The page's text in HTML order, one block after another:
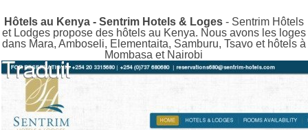
Hôtels au Kenya - Sentrim Hotels & Loges- Sentrim Hôtels
et Lodges propose des hôtels au Kenya. Nous avons les loges
dans Mara, Amboseli, Elementaita, Samburu, Tsavo et hôtels à
Mombasa et Nairobi